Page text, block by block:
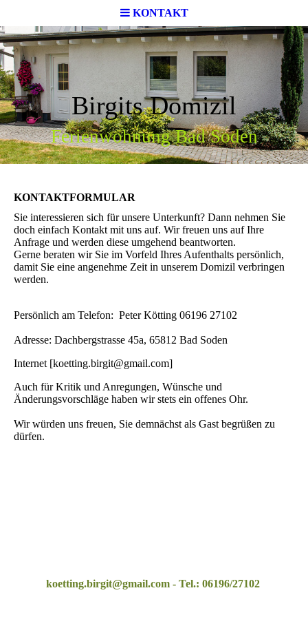
KONTAKT
Birgits Domizil
Ferienwohnung Bad Soden
KONTAKTFORMULAR
Sie interessieren sich für unsere Unterkunft? Dann nehmen Sie
doch einfach Kontakt mit uns auf. Wir freuen uns auf Ihre
Anfrage und werden diese umgehend beantworten.
Gerne beraten wir Sie im Vorfeld Ihres Aufenthalts persönlich,
damit Sie eine angenehme Zeit in unserem Domizil verbringen
werden.
Persönlich am Telefon: Peter Kötting 06196 27102
Adresse: Dachbergstrasse 45a, 65812 Bad Soden
Internet [koetting.birgit@gmail.com]
Auch für Kritik und Anregungen, Wünsche und
Änderungsvorschläge haben wir stets ein offenes Ohr.
Wir würden uns freuen, Sie demnächst als Gast begrüßen zu
dürfen.
koetting.birgit@gmail.com - Tel.: 06196/27102